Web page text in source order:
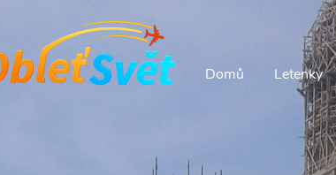
Domů Letenky